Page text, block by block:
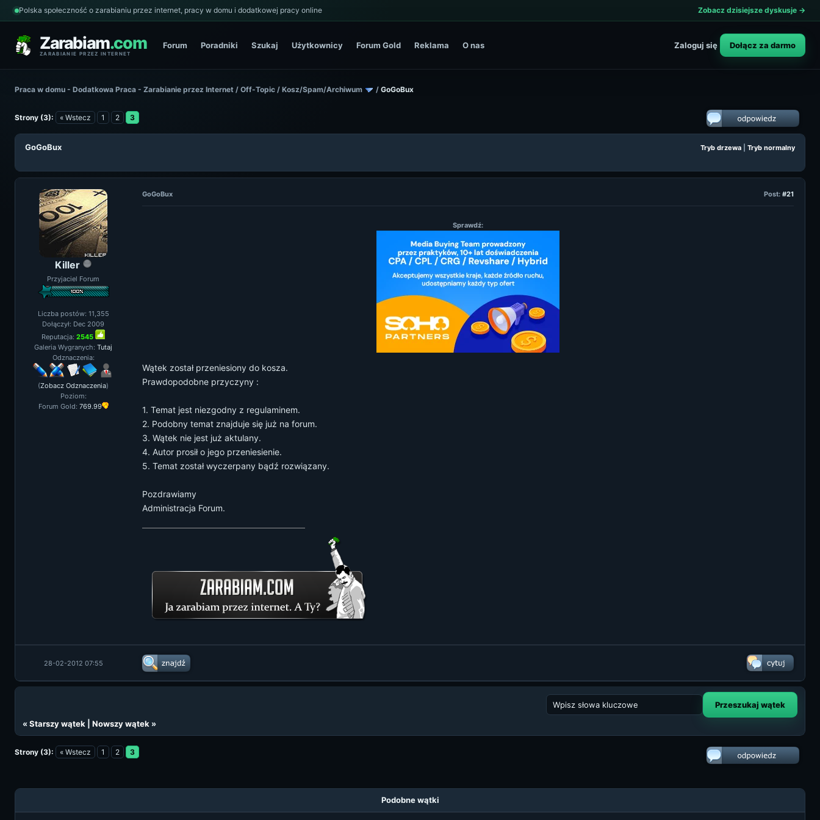
Polska społeczność o zarabianiu przez internet, pracy w domu i dodatkowej pracy online Zobacz dzisiejsze dyskusje →
Zarabiam.com
ZARABIANIE PRZEZ INTERNET
Forum Poradniki Szukaj Użytkownicy Forum Gold Reklama O nas Zaloguj się Dołącz za darmo
Praca w domu - Dodatkowa Praca - Zarabianie przez Internet / Off-Topic / Kosz/Spam/Archiwum / GoGoBux
Strony (3): « Wstecz 1 2 3
Tryb drzewa Tryb normalny
GoGoBux
Killer
Przyjaciel Forum
Liczba postów: 11,355
Dołączył: Dec 2009
Reputacja: 2545
Galeria Wygranych: Tutaj
Odznaczenia:
(Zobacz Odznaczenia)
Poziom:
Forum Gold: 769.99
Post: #21
GoGoBux
Sprawdź:
Wątek został przeniesiony do kosza.
Prawdopodobne przyczyny :
1. Temat jest niezgodny z regulaminem.
2. Podobny temat znajduje się już na forum.
3. Wątek nie jest już aktulany.
4. Autor prosił o jego przeniesienie.
5. Temat został wyczerpany bądź rozwiązany.
Pozdrawiamy
Administracja Forum.
28-02-2012 07:55
«Starszy wątek Nowszy wątek »
Strony (3): « Wstecz 1 2 3
Podobne wątki